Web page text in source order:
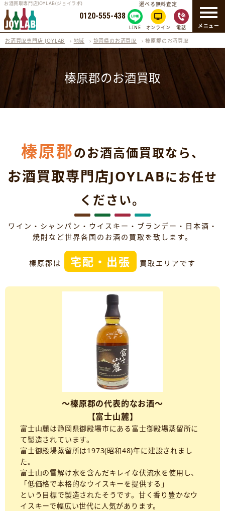
メニュー
お酒買取専門店JOYLAB(ジョイラボ)
0120-555-438
選べる無料査定
LINE オンライン 電話
お酒買取専門店 JOYLAB › 地域 › 静岡県のお酒買取 ›榛原郡のお酒買取
榛原郡のお酒買取
榛原郡のお酒高価買取なら、
お酒買取専門店JOYLABにお任せ
ください。
ワイン・シャンパン・ウイスキー・ブランデー・日本酒・
焼酎など世界各国のお酒の買取を致します。
榛原郡は 宅配・出張 買取エリアです
～榛原郡の代表的なお酒～
【富士山麓】
富士山麓は静岡県御殿場市にある富士御殿場蒸留所に
て製造されています。
富士御殿場蒸留所は1973(昭和48)年に建設されまし
た。
富士山の雪解け水を含んだキレイな伏流水を使用し、
「低価格で本格的なウイスキーを提供する」
という目標で製造されたそうです。甘く香り豊かなウ
イスキーで幅広い世代に人気があります。